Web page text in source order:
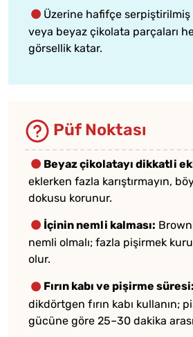
Üzerine hafifçe serpiştirilmiş
veya beyaz çikolata parçaları
görsellik katar.
Püf Noktası
Beyaz çikolatayı dikkatli
eklerken fazla karıştırmayın,
dokusu korunur.
İçinin nemli kalması:
nemli olmalı; fazla pişirmek
olur.
Fırın kabı ve pişirme süresi:
dikdörtgen fırın kabı kullanın;
gücüne göre 25–30 dakika